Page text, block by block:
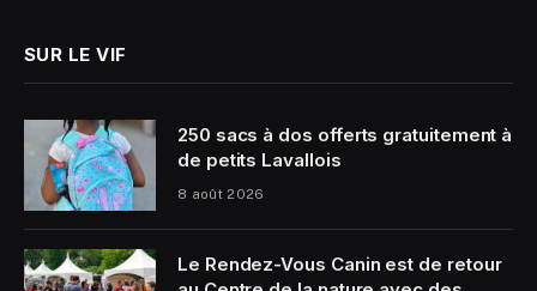
SUR LE VIF
250 sacs à dos offerts gratuitement à
de petits Lavallois
8 août 2026
Le Rendez-Vous Canin est de retour